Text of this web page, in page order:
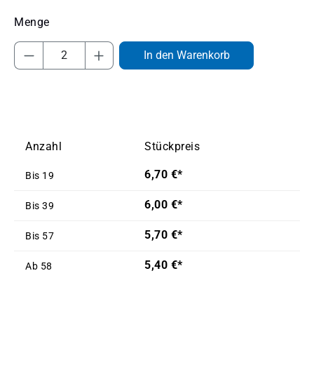
Produkt Anzahl: Gib den gewünschten
In den Warenkorb
Anzahl Stückpreis
Bis 19 6,70 €*
Bis 39 6,00 €*
Bis 57 5,70 €*
Ab 58 5,40 €*